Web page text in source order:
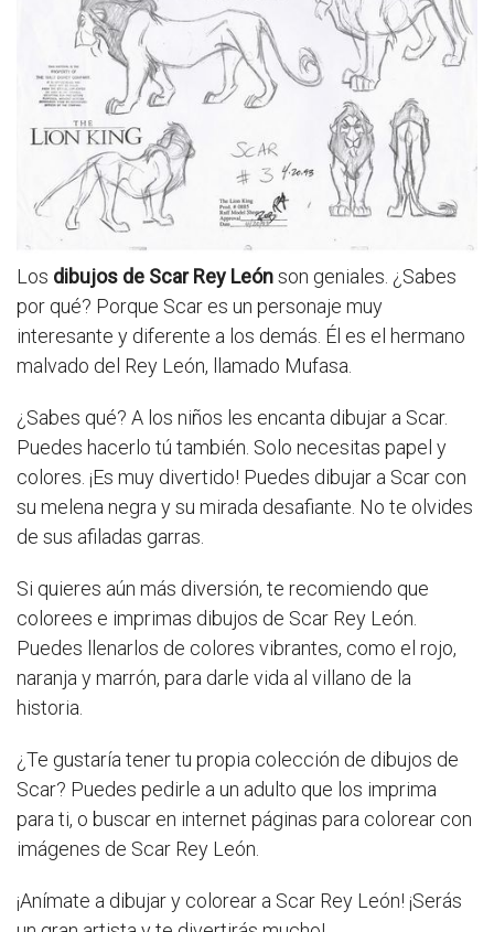
Los dibujos de Scar Rey Leónson geniales. ¿Sabes
por qué? Porque Scar es un personaje muy
interesante y diferente a los demás. Él es el hermano
malvado del Rey León, llamado Mufasa.
¿Sabes qué? A los niños les encanta dibujar a Scar.
Puedes hacerlo tú también. Solo necesitas papel y
colores. ¡Es muy divertido! Puedes dibujar a Scar con
su melena negra y su mirada desafiante. No te olvides
de sus afiladas garras.
Si quieres aún más diversión, te recomiendo que
colorees e imprimas dibujos de Scar Rey León.
Puedes llenarlos de colores vibrantes, como el rojo,
naranja y marrón, para darle vida al villano de la
historia.
¿Te gustaría tener tu propia colección de dibujos de
Scar? Puedes pedirle a un adulto que los imprima
para ti, o buscar en internet páginas para colorear con
imágenes de Scar Rey León.
¡Anímate a dibujar y colorear a Scar Rey León! ¡Serás